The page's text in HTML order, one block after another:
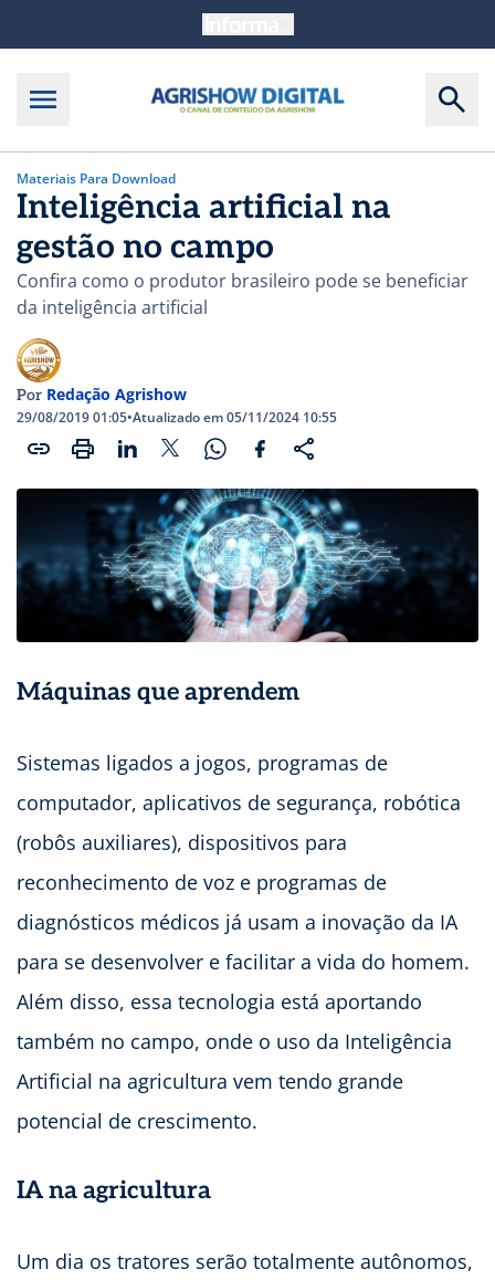
Materiais Para Download
Inteligência artificial na
gestão no campo
Confira como o produtor brasileiro pode se beneficiar
da inteligência artificial
Por Redação Agrishow
29/08/2019 01:05•Atualizado em 05/11/2024 10:55
Máquinas que aprendem
Sistemas ligados a jogos, programas de
computador, aplicativos de segurança, robótica
(robôs auxiliares), dispositivos para
reconhecimento de voz e programas de
diagnósticos médicos já usam a inovação da IA
para se desenvolver e facilitar a vida do homem.
Além disso, essa tecnologia está aportando
também no campo, onde o uso da Inteligência
Artificial na agricultura vem tendo grande
potencial de crescimento.
IA na agricultura
Um dia os tratores serão totalmente autônomos,